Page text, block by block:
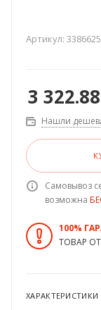
Артикул:
3 322.88
Нашли
Самовывоз
возможна
100%
ТОВАР
ХАРАКТЕРИСТИКИ